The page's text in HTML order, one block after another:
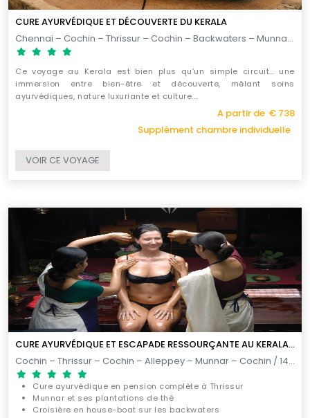
CURE AYURVÉDIQUE ET DÉCOUVERTE DU KERALA
Chennai – Cochin – Thrissur – Cochin – Backwaters – Munnar – Periyar – Cochin – Chennai / 12 jours
Ce voyage au Kerala est bien plus qu’un simple circuit… une
immersion entre bien-être et découverte, mêlant soins
ayurvédiques, nature luxuriante et culture.
Entre détente à Thrissur, croisière dans les backwaters et
plantations de thé et d’épices, chaque étape invite au lâcher-
A partir de € 738
Supplément chambre individuelle
VOIR CE VOYAGE
CURE AYURVÉDIQUE ET ESCAPADE RESSOURÇANTE AU KERALA-MUNNAR
Cochin – Thrissur – Cochin – Alleppey – Munnar – Cochin / 14 JOURS
Cure ayurvédique en pension complète à Thrissur
Munnar et ses plantations de thé
Croisière en house-boat sur les backwaters